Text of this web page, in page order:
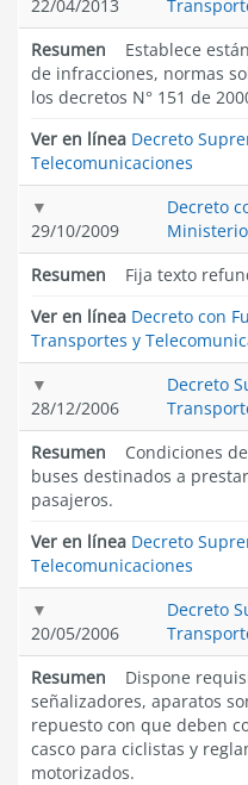
22/04/2013
Resumen
Establece
de infracciones, normas
los decretos N° 151 de
Ver en línea Decreto
Telecomunicaciones
29/10/2009
Decreto
Resumen
Fija texto
Ver en línea Decreto con
Transportes y
28/12/2006
Decreto
Resumen
Condiciones
buses destinados a
pasajeros.
Ver en línea Decreto
Telecomunicaciones
20/05/2006
Decreto
Resumen
Dispone
señalizadores, aparatos
repuesto con que deben
casco para ciclistas y
motorizados.